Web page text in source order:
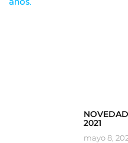
2021
mayo 8,